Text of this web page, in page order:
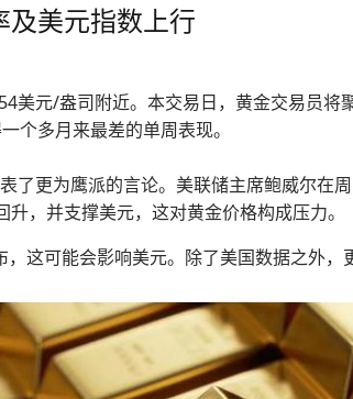
美元指数上行
美元/盎司附近。本交易日，黄金交易员
个多月来最差的单周表现。
了更为鹰派的言论。美联储主席鲍威尔在
，并支撑美元，这对黄金价格构成压力。
这可能会影响美元。除了美国数据之外，